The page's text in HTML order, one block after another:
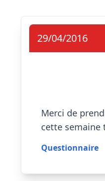
29/04/2016
Merci de
cette
Questionnaire